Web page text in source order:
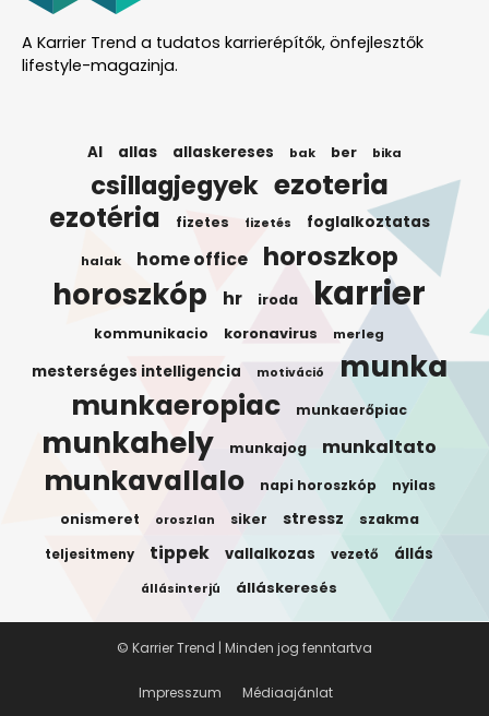
A Karrier Trend a tudatos karrierépítők, önfejlesztők
lifestyle-magazinja.
AI allas allaskereses bak ber bika
csillagjegyek ezoteria
ezotéria fizetes fizetés foglalkoztatas
halak home office horoszkop
horoszkóp hr iroda karrier
kommunikacio koronavirus merleg
mesterséges intelligencia motiváció munka
munkaeropiac munkaerőpiac
munkahely munkajog munkaltato
munkavallalo napi horoszkóp nyilas
onismeret oroszlan siker stressz szakma
teljesitmeny tippek vallalkozas vezető állás
állásinterjú álláskeresés
Impresszum Médiaajánlat
© Karrier Trend | Minden jog fenntartva